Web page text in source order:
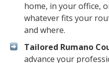
home, in your office,
whatever fits your
and where.
Tailored Rumano
advance your